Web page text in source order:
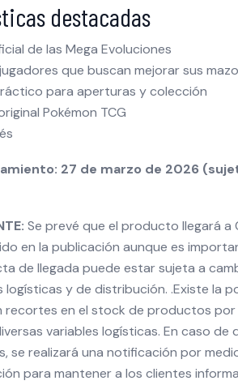
destacadas
de las Mega Evoluciones
que buscan mejorar sus
para aperturas y colección
Pokémon TCG
27 de marzo de 2026
Se prevé que el producto llegará a
en la publicación aunque es
de llegada puede estar sujeta a
logísticas y de distribución. .Existe la
recortes en el stock de productos
variables logísticas. En caso de
se realizará una notificación por
para mantener a los clientes